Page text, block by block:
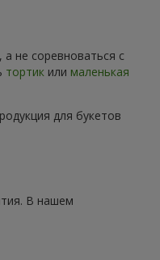
не соревноваться с
тортик или маленькая
для букетов
В нашем